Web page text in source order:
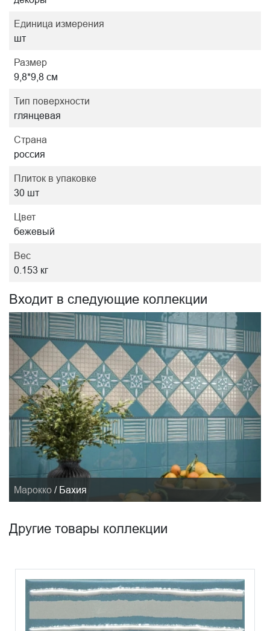
Единица измерения
шт
Размер
9,8*9,8 см
Тип поверхности
глянцевая
Страна
россия
Плиток в упаковке
30 шт
Цвет
бежевый
Вес
0.153 кг
Входит в следующие коллекции
Марокко / Бахия
Другие товары коллекции